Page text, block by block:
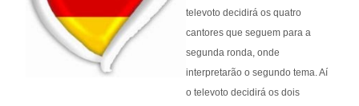
televoto decidirá os quatro
cantores que seguem para a
segunda ronda, onde
interpretarão o segundo tema. Aí
o televoto decidirá os dois